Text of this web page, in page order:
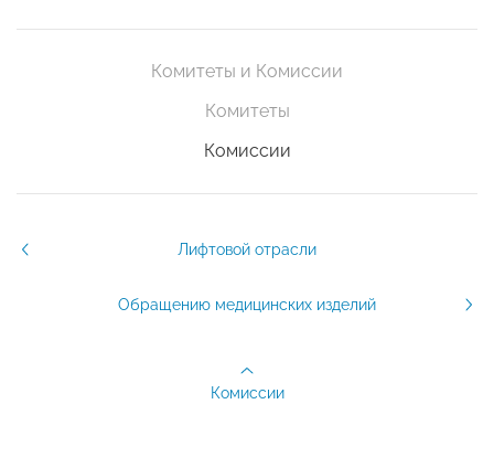
Комитеты и Комиссии
Комитеты
Комиссии
Лифтовой отрасли
Обращению медицинских изделий
Комиссии